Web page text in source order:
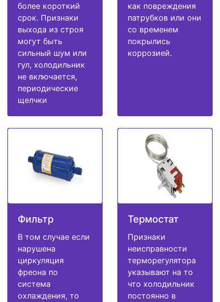
более короткий
срок. Признаки
выхода из строя
могут быть
сильный шум или
гул, холодильник
не включается,
периодические
щелчки
как повреждения
патрубков или они
со временем
покрылись
коррозией.
Фильтр
В том случае если
нарушена
циркуляция
фреона по
система
охлаждения, то
Термостат
Признаки
неисправности
терморегулятора
указывают на то
что холодильник
постоянно в